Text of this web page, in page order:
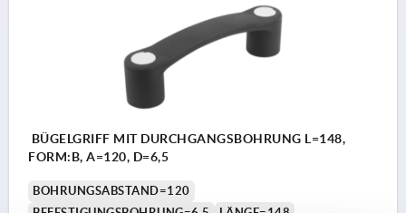
BÜGELGRIFF MIT DURCHGANGSBOHRUNG L=148,
FORM:B, A=120, D=6,5
BOHRUNGSABSTAND=120